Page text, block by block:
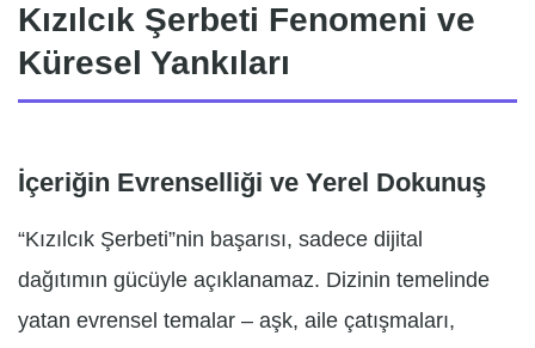
Kızılcık Şerbeti Fenomeni ve
Küresel Yankıları
İçeriğin Evrenselliği ve Yerel Dokunuş
“Kızılcık Şerbeti”nin başarısı, sadece dijital
dağıtımın gücüyle açıklanamaz. Dizinin temelinde
yatan evrensel temalar – aşk, aile çatışmaları,